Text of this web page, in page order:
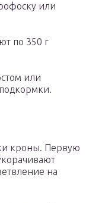
или
по 350 г
или
кроны. Первую
на